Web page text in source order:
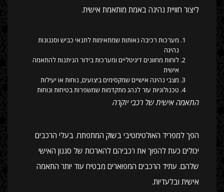
ליצור חוויית נהיגה באמת מותאמת אישית.
מערכות רכיבה נאותות שמתאימות לתנאי כביש וסגנונות
נהיגה
לוחות מחוונים דיגיטליים ומערכות בידור הניתנות להתאמה
אישית
מצבי נהיגה אישיים שמקסימים ביצועים, נוחות או יעילות
טכנולוגיות עזר לנהג מתקדמות שמשפרות בטיחות ונוחות
התאמה אישית של רכבי יוקרה
הפך למפריד האולטימטיבי בשוק המתפתח. בעלי הרכבים
יכולים כעת להפוך את רכביהם להארכות של סגנון האישי
שלהם. עתיד הרכבים המפוארים מבטיח עוד יותר התאמה
אישית ובלעדיות.